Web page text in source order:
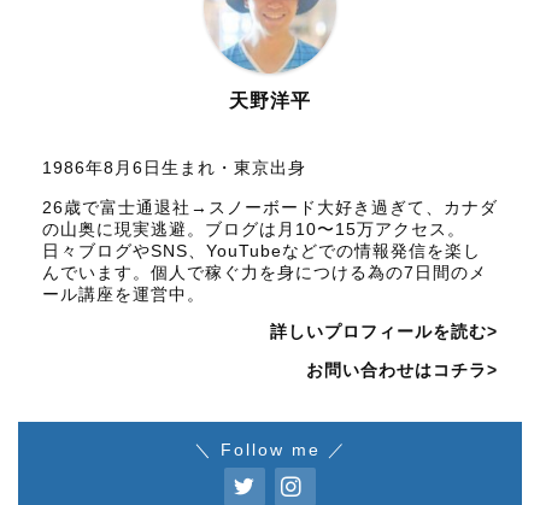
天野洋平
1986年8月6日生まれ・東京出身
26歳で富士通退社→スノーボード大好き過ぎて、カナダ
の山奥に現実逃避。ブログは月10〜15万アクセス。
日々ブログやSNS、YouTubeなどでの情報発信を楽し
んでいます。個人で稼ぐ力を身につける為の7日間のメ
ール講座を運営中。
詳しいプロフィールを読む>
お問い合わせはコチラ>
＼ Follow me ／